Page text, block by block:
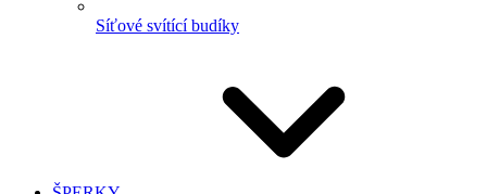
Síťové svítící budíky